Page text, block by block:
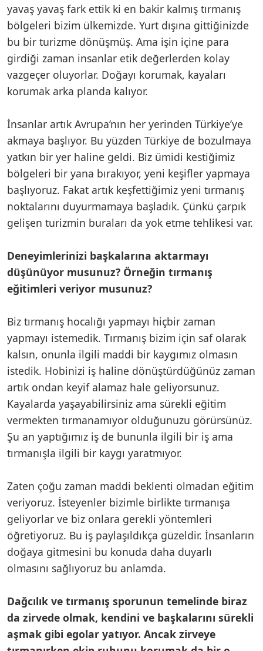
yavaş yavaş fark ettik ki en bakir kalmış tırmanış
bölgeleri bizim ülkemizde. Yurt dışına gittiğinizde
bu bir turizme dönüşmüş. Ama işin içine para
girdiği zaman insanlar etik değerlerden kolay
vazgeçer oluyorlar. Doğayı korumak, kayaları
korumak arka planda kalıyor.
İnsanlar artık Avrupa’nın her yerinden Türkiye’ye
akmaya başlıyor. Bu yüzden Türkiye de bozulmaya
yatkın bir yer haline geldi. Biz ümidi kestiğimiz
bölgeleri bir yana bırakıyor, yeni keşifler yapmaya
başlıyoruz. Fakat artık keşfettiğimiz yeni tırmanış
noktalarını duyurmamaya başladık. Çünkü çarpık
gelişen turizmin buraları da yok etme tehlikesi var.
Deneyimlerinizi başkalarına aktarmayı
düşünüyor musunuz? Örneğin tırmanış
eğitimleri veriyor musunuz?
Biz tırmanış hocalığı yapmayı hiçbir zaman
yapmayı istemedik. Tırmanış bizim için saf olarak
kalsın, onunla ilgili maddi bir kaygımız olmasın
istedik. Hobinizi iş haline dönüştürdüğünüz zaman
artık ondan keyif alamaz hale geliyorsunuz.
Kayalarda yaşayabilirsiniz ama sürekli eğitim
vermekten tırmanamıyor olduğunuzu görürsünüz.
Şu an yaptığımız iş de bununla ilgili bir iş ama
tırmanışla ilgili bir kaygı yaratmıyor.
Zaten çoğu zaman maddi beklenti olmadan eğitim
veriyoruz. İsteyenler bizimle birlikte tırmanışa
geliyorlar ve biz onlara gerekli yöntemleri
öğretiyoruz. Bu iş paylaşıldıkça güzeldir. İnsanların
doğaya gitmesini bu konuda daha duyarlı
olmasını sağlıyoruz bu anlamda.
Dağcılık ve tırmanış sporunun temelinde biraz
da zirvede olmak, kendini ve başkalarını sürekli
aşmak gibi egolar yatıyor. Ancak zirveye